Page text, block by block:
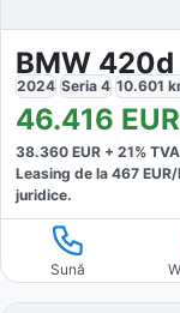
2024 Seria 4 10.601
46.416 EUR
38.360 EUR + 21%
Leasing de la 467
juridice.
Sună